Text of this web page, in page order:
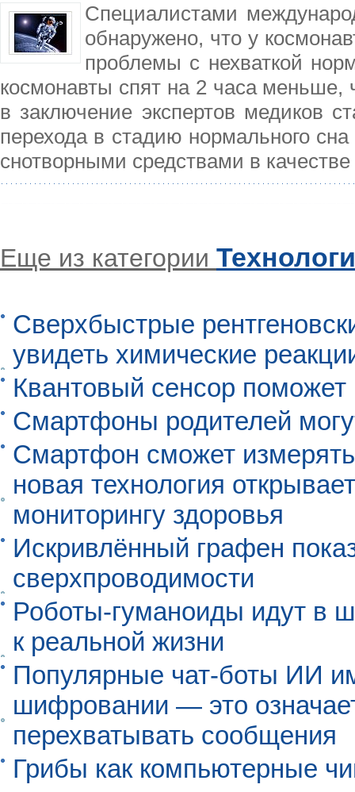
Специалистами
обнаружено, что у
проблемы с нехваткой
космонавты спят на 2 часа меньше,
в заключение экспертов медиков
перехода в стадию нормального
снотворными средствами в качестве
Еще из категории
Сверхбыстрые
увидеть химические
Квантовый сенсор
Смартфоны родителей
Смартфон сможет
новая технология
мониторингу здоровья
Искривлённый графен
сверхпроводимости
Роботы-гуманоиды идут в
к реальной жизни
Популярные чат-боты ИИ
шифровании — это
перехватывать сообщения
Грибы как компьютерные